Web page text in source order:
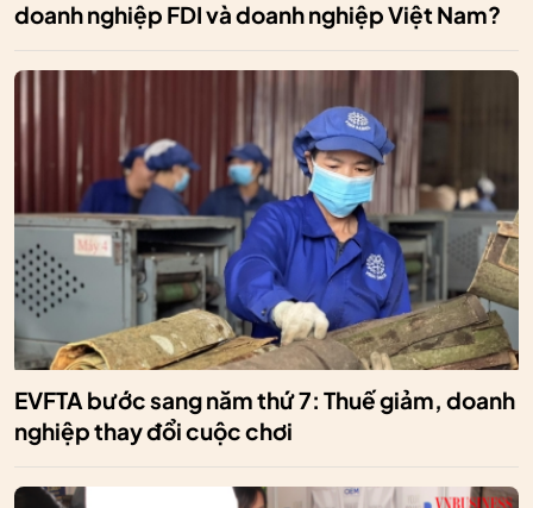
doanh nghiệp FDI và doanh nghiệp Việt Nam?
EVFTA bước sang năm thứ 7: Thuế giảm, doanh
nghiệp thay đổi cuộc chơi